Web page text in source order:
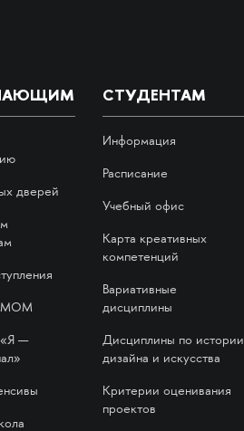
дверей
МОМ
—
СТУДЕНТАМ
Информация
Расписание
Учебный офис
Карта креативных
компетенций
Вариативные
дисциплины
Дисциплины по истории
дизайна и искусства
Критерии оценивания
проектов